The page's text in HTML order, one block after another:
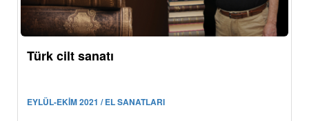
Türk cilt sanatı
EYLÜL-EKİM 2021 / EL SANATLARI